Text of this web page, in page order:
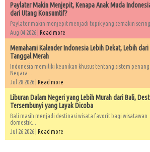
Paylater Makin Menjepit, Kenapa Anak Muda
dari Utang Konsumtif?
Paylater makin menjepit menjadi topik yang semakin sering
Aug 04 2026 | Read more
Memahami Kalender Indonesia Lebih Dekat, Lebih dari
Tanggal Merah
Indonesia memiliki keunikan khusus tentang sistem
Negara...
Jul 28 2026 | Read more
Liburan Dalam Negeri yang Lebih Murah dari Bali,
Tersembunyi yang Layak Dicoba
Bali masih menjadi destinasi wisata favorit bagi wisatawan
domestik...
Jul 26 2026 | Read more